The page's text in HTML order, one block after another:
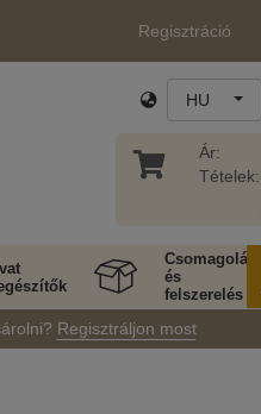
Regisztráció
HU
Ár:
Tételek:
Csomagolás
és
felszerelés
Regisztráljon most